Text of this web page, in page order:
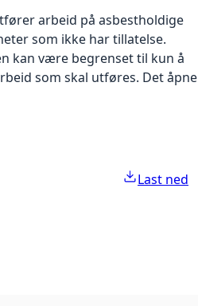
arbeid på asbestholdige
som ikke har tillatelse.
kan være begrenset til kun å
som skal utføres. Det åpne
Last ned